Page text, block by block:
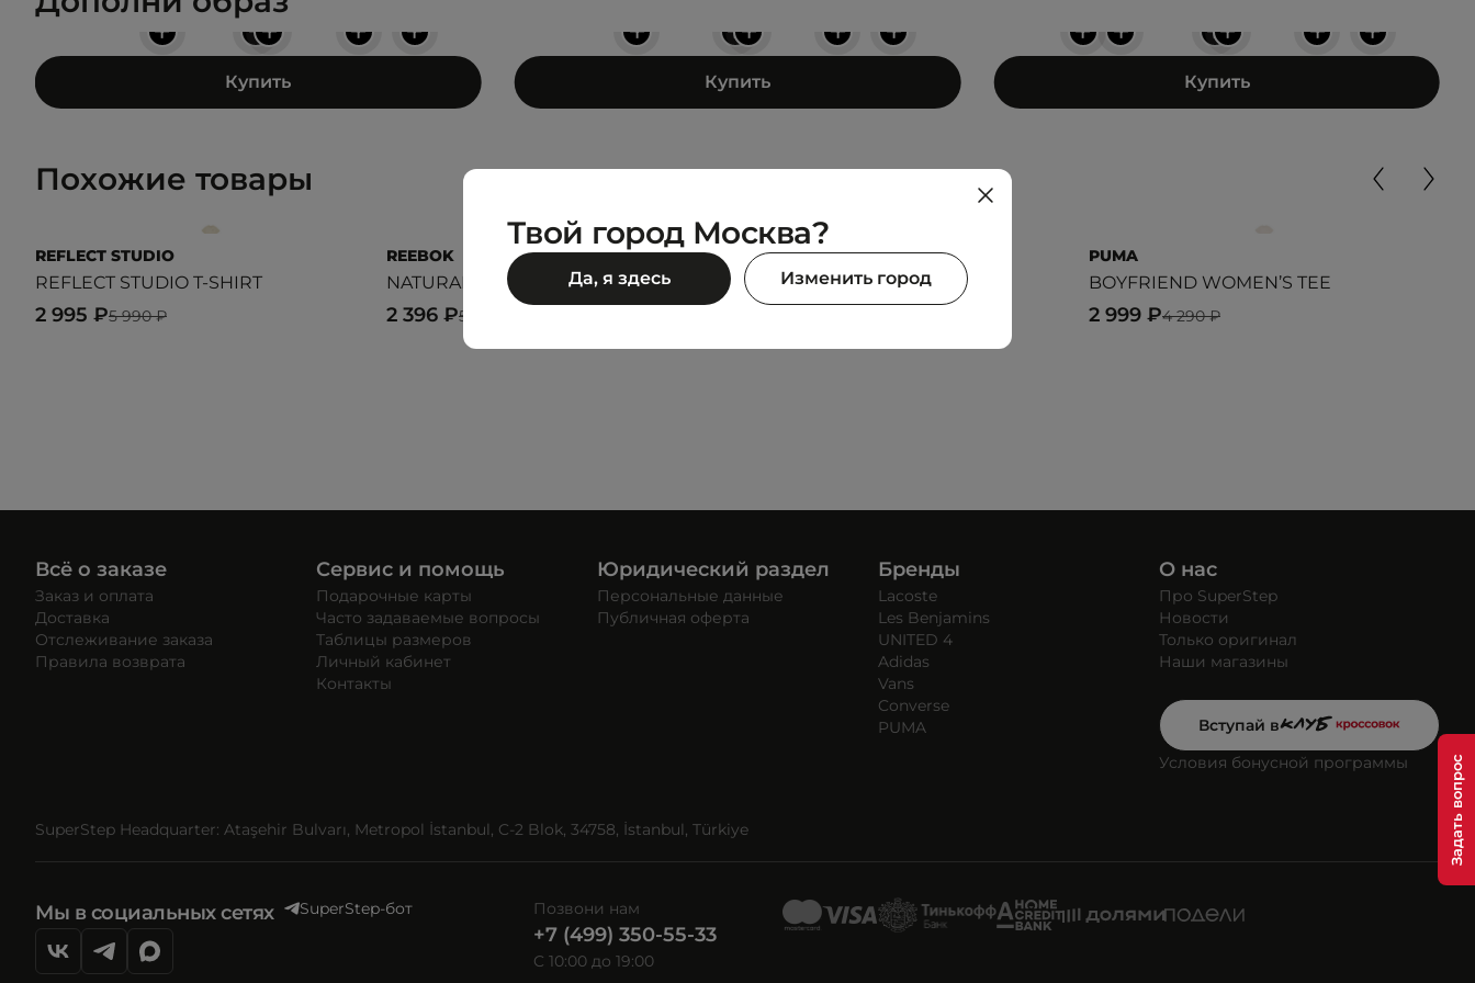
+
+
+ + +
Купить
+
+
+ + +
Купить
+
+
+ + +
+
Купить
Похожие товары
REFLECT STUDIO
REFLECT STUDIO T-SHIRT
5 990 ₽
2 995 ₽
REEBOK
NATURAL DYE TEE
5 990 ₽
2 396 ₽
LACOSTE
T-SHIRT
PUMA
BOYFRIEND WOMEN’S TEE
4 290 ₽
2 999 ₽
Всё о заказе
Заказ и оплата
Доставка
Отслеживание заказа
Правила возврата
Сервис и помощь
Подарочные карты
Часто задаваемые вопросы
Таблицы размеров
Личный кабинет
Контакты
Юридический раздел
Персональные данные
Публичная оферта
Бренды
Lacoste
Les Benjamins
UNITED 4
Adidas
Vans
Converse
PUMA
О нас
Про SuperStep
Новости
Только оригинал
Наши магазины
Вступай в
Условия бонусной программы
SuperStep Headquarter: Ataşehir Bulvarı, Metropol İstanbul, C-2 Blok, 34758, İstanbul, Türkiye
Мы в социальных сетях SuperStep-бот Позвони нам
+7 (499) 350-55-33
C 10:00 до 19:00
Твой город Москва?
Да, я здесь Изменить город